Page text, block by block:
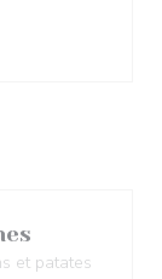
et patates